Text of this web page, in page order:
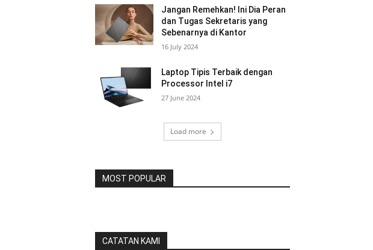
Jangan Remehkan! Ini Dia Peran
dan Tugas Sekretaris yang
Sebenarnya di Kantor
16 July 2024
Laptop Tipis Terbaik dengan
Processor Intel i7
27 June 2024
Load more
MOST POPULAR
CATATAN KAMI